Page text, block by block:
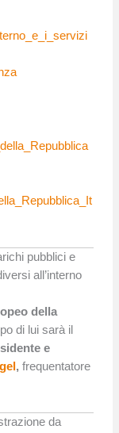
pubblici e
all’interno
della
di lui sarà il
e
, frequentatore
da